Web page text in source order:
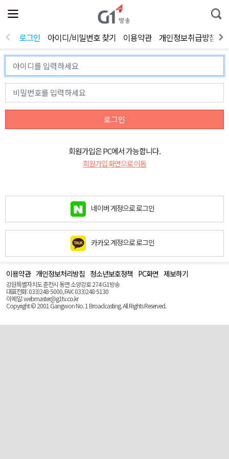
전
체
뉴
열
통
합
색
로그인 아이디/비밀번호 찾기 이용약관 개인정보취급방침
로그인
회원가입은 PC에서 가능합니다.
회원가입 화면으로 이동
네이버 계정으로 로그인
카카오 계정으로 로그인
이용약관 개인정보처리방침 청소년보호정책 PC화면 제보하기
강원특별자치도 춘천시 동면 소양강로 274 G1방송
대표전화: 033)248-5000, FAX: 033)248-5130
이메일: webmaster@g1tv.co.kr
Copyright © 2001 Gangwon No. 1 Broadcasting. All Rights Reserved.